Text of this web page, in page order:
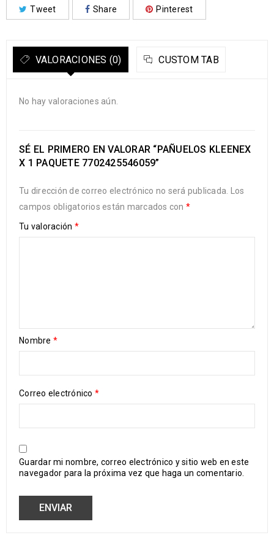
Tweet Share Pinterest
VALORACIONES (0) CUSTOM TAB
No hay valoraciones aún.
SÉ EL PRIMERO EN VALORAR “PAÑUELOS KLEENEX
X 1 PAQUETE 7702425546059”
Tu dirección de correo electrónico no será publicada.
Los
campos obligatorios están marcados con *
Tu valoración *
Nombre *
Correo electrónico *
Guardar mi nombre, correo electrónico y sitio web en este
navegador para la próxima vez que haga un comentario.